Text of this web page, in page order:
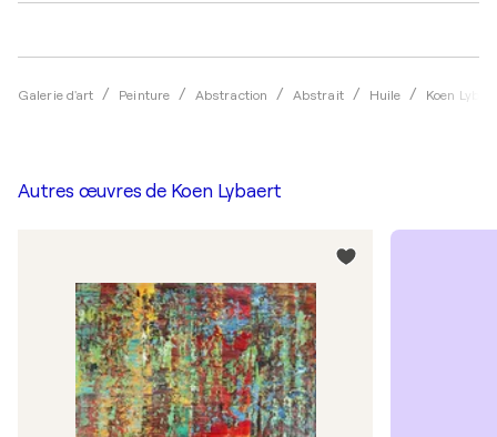
Galerie d'art Peinture Abstraction Abstrait Huile Koen
Autres œuvres de Koen Lybaert